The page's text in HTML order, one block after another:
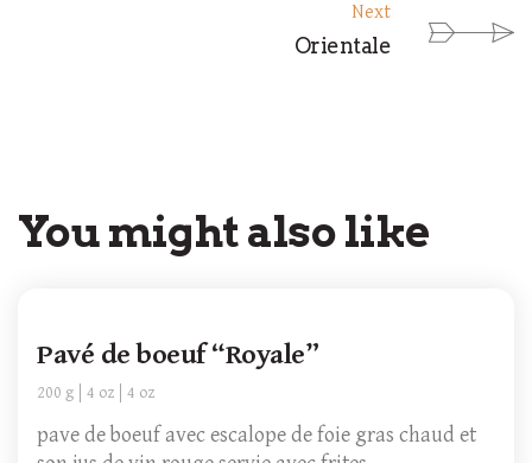
Next
Orientale
You might also like
Pavé de boeuf “Royale”
200 g 4 oz 4 oz
pave de boeuf avec escalope de foie gras chaud et